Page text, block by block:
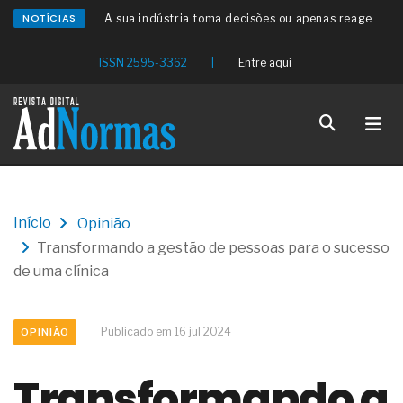
NOTÍCIAS
A sua indústria toma decisões ou apenas reage
Os serviços de reciclagem profunda a frio in situ
tentar criar uma reserva de mercado sobre as
NBR ISO
Os critérios médicos da síndrome metabólica
A prevenção clínica da coceira no ânus
crônica
As causas médicas da queda dos cabelos ou
calvície
hidráulicas de concreto de obras
morte precoce e melhora o metabolismo
O desenvolvimento de indicadores nas atividades
ISSN 2595-3362 Entre aqui
Início
Opinião
Transformando a gestão de pessoas para o sucesso
de uma clínica
OPINIÃO Publicado em 16 jul 2024